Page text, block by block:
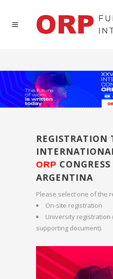
REGISTRATION
ORP
ARGENTINA
Please select one of the
On-site registration
University registration
supporting document).